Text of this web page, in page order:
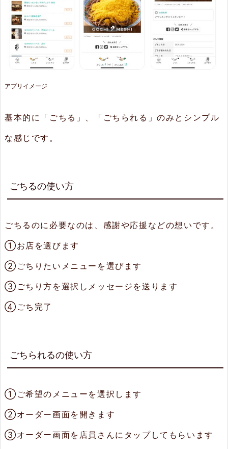
アプリイメージ
基本的に「ごちる」、「ごちられる」のみとシンプル
な感じです。
ごちるの使い方
ごちるのに必要なのは、感謝や応援などの想いです。
①お店を選びます
②ごちりたいメニューを選びます
③ごちり方を選択しメッセージを送ります
④ごち完了
ごちられるの使い方
①ご希望のメニューを選択します
②オーダー画面を開きます
③オーダー画面を店員さんにタップしてもらいます